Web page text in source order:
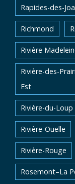
Rapides-des-
Richmond
Rivière
Rivière-des-
Est
Rivière-du-Loup
Rivière-Ouelle
Rivière-Rouge
Rosemont–La